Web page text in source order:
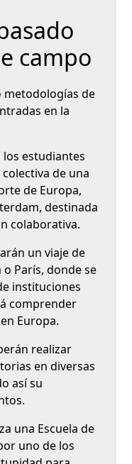
campo
metodologías de
en la
estudiantes
de una
de Europa,
destinada
colaborativa.
un viaje de
París, donde se
instituciones
comprender
Europa.
realizar
en diversas
así su
una Escuela de
uno de los